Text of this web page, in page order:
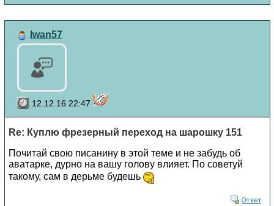
Iwan57
12.12.16 22:47
Re: Куплю фрезерный переход на шарошку 151
Почитай свою писанину в этой теме и не забудь об
аватарке, дурно на вашу голову влияет. По советуй
такому, сам в дерьме будешь